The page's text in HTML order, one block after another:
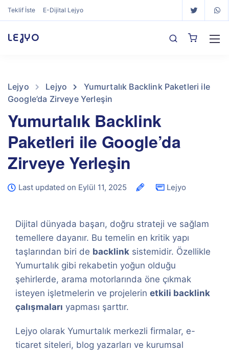
Teklif İste E-Dijital Lejyo
LEJYO
Lejyo Lejyo
Yumurtalık Backlink Paketleri ile
Google’da Zirveye Yerleşin
Yumurtalık Backlink
Paketleri ile Google’da
Zirveye Yerleşin
Last updated on Eylül 11, 2025 Lejyo
Dijital dünyada başarı, doğru strateji ve sağlam
temellere dayanır. Bu temelin en kritik yapı
taşlarından biri de backlink sistemidir. Özellikle
Yumurtalık gibi rekabetin yoğun olduğu
şehirlerde, arama motorlarında öne çıkmak
isteyen işletmelerin ve projelerin etkili backlink
çalışmaları yapması şarttır.
Lejyo olarak Yumurtalık merkezli firmalar, e-
ticaret siteleri, blog yazarları ve kurumsal